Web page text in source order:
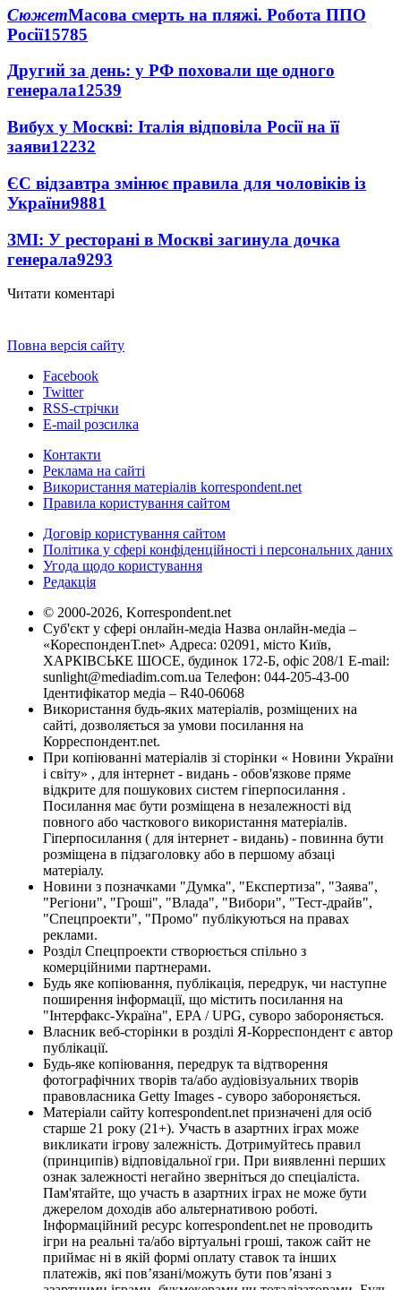
СюжетМасова смерть на пляжі. Робота ППО
Росії15785
Другий за день: у РФ поховали ще одного
генерала12539
Вибух у Москві: Італія відповіла Росії на її
заяви12232
ЄС відзавтра змінює правила для чоловіків із
України9881
ЗМІ: У ресторані в Москві загинула дочка
генерала9293
Читати коментарі
Повна версія сайту
Facebook
Twitter
RSS-стрічки
E-mail розсилка
Контакти
Реклама на сайті
Використання матеріалів korrespondent.net
Правила користування сайтом
Договір користування сайтом
Політика у сфері конфіденційності і персональних даних
Угода щодо користування
Редакція
© 2000-2026, Korrespondent.net
Суб'єкт у сфері онлайн-медіа Назва онлайн-медіа –
«КореспонденТ.net» Адреса: 02091, місто Київ,
ХАРКІВСЬКЕ ШОСЕ, будинок 172-Б, офіс 208/1 E-mail:
sunlight@mediadim.com.ua Телефон: 044-205-43-00
Ідентифікатор медіа – R40-06068
Використання будь-яких матеріалів, розміщених на
сайті, дозволяється за умови посилання на
Корреспондент.net.
При копіюванні матеріалів зі сторінки « Новини України
і світу» , для інтернет - видань - обов'язкове пряме
відкрите для пошукових систем гіперпосилання .
Посилання має бути розміщена в незалежності від
повного або часткового використання матеріалів.
Гіперпосилання ( для інтернет - видань) - повинна бути
розміщена в підзаголовку або в першому абзаці
матеріалу.
Новини з позначками "Думка", "Експертиза", "Заява",
"Регіони", "Гроші", "Влада", "Вибори", "Тест-драйв",
"Спецпроекти", "Промо" публікуються на правах
реклами.
Розділ Спецпроекти створюється спільно з
комерційними партнерами.
Будь яке копіювання, публікація, передрук, чи наступне
поширення інформації, що містить посилання на
"Інтерфакс-Україна", EPA / UPG, суворо забороняється.
Власник веб-сторінки в розділі Я-Корреспондент є автор
публікації.
Будь-яке копіювання, передрук та відтворення
фотографічних творів та/або аудіовізуальних творів
правовласника Getty Images - суворо забороняється.
Матеріали сайту korrespondent.net призначені для осіб
старше 21 року (21+). Участь в азартних іграх може
викликати ігрову залежність. Дотримуйтесь правил
(принципів) відповідальної гри. При виявленні перших
ознак залежності негайно зверніться до спеціаліста.
Пам'ятайте, що участь в азартних іграх не може бути
джерелом доходів або альтернативою роботі.
Інформаційний ресурс korrespondent.net не проводить
ігри на реальні та/або віртуальні гроші, також сайт не
приймає ні в якій формі оплату ставок та інших
платежів, які пов’язані/можуть бути пов’язані з